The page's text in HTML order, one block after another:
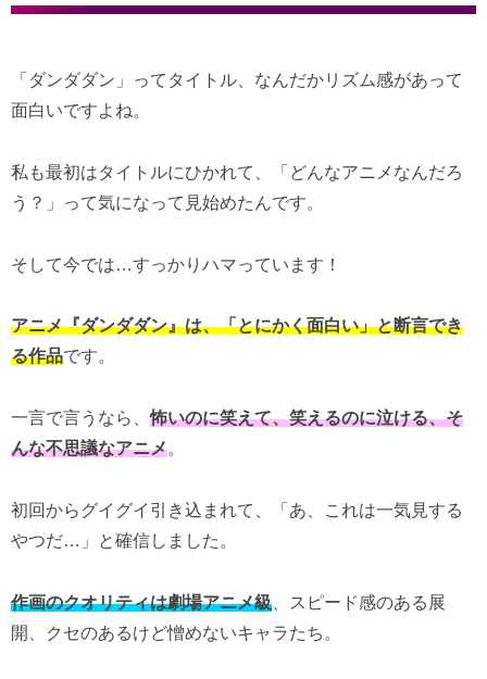
「ダンダダン」ってタイトル、なんだかリズム感があって
面白いですよね。
私も最初はタイトルにひかれて、「どんなアニメなんだろ
う？」って気になって見始めたんです。
そして今では…すっかりハマっています！
アニメ『ダンダダン』は、「とにかく面白い」と断言でき
る作品です。
一言で言うなら、怖いのに笑えて、笑えるのに泣ける、そ
んな不思議なアニメ。
初回からグイグイ引き込まれて、「あ、これは一気見する
やつだ…」と確信しました。
作画のクオリティは劇場アニメ級 、スピード感のある展
開、クセのあるけど憎めないキャラたち。